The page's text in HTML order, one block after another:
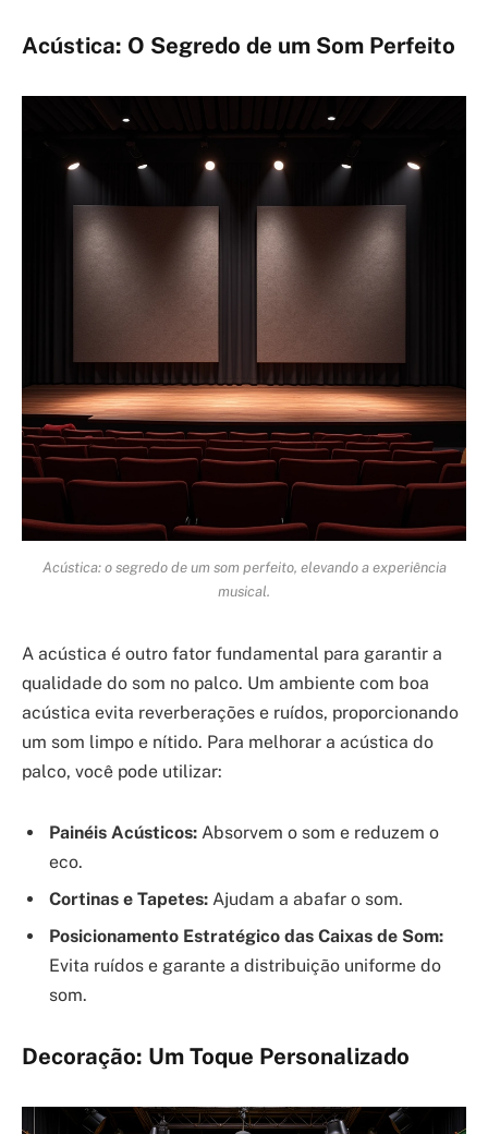
Acústica: O Segredo de um Som Perfeito
Acústica: o segredo de um som perfeito, elevando a experiência
musical.
A acústica é outro fator fundamental para garantir a
qualidade do som no palco. Um ambiente com boa
acústica evita reverberações e ruídos, proporcionando
um som limpo e nítido. Para melhorar a acústica do
palco, você pode utilizar:
Painéis Acústicos: Absorvem o som e reduzem o
eco.
Cortinas e Tapetes: Ajudam a abafar o som.
Posicionamento Estratégico das Caixas de Som:
Evita ruídos e garante a distribuição uniforme do
som.
Decoração: Um Toque Personalizado